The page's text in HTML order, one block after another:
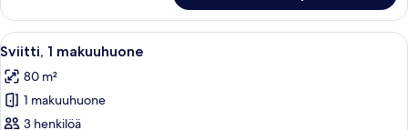
Avaa
kaikki
huonetyypin
Sviitti,
1
Tilava makuuhuone, jossa on suuri
13
Sviitti, 1 makuuhuone
80 m²
1 makuuhuone
3 henkilöä